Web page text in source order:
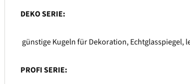
DEKO SERIE:
günstige Kugeln für Dekoration,
PROFI SERIE: